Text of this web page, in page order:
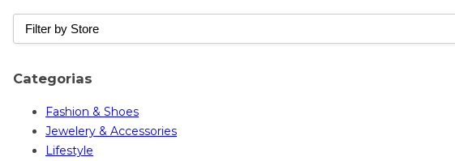
Categorias
Fashion & Shoes
Jewelery & Accessories
Lifestyle